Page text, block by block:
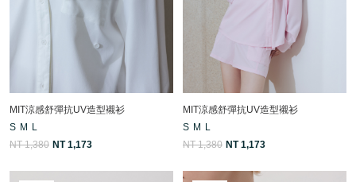
MIT涼感舒彈抗UV造型襯衫
S M L
NT 1,380 NT 1,173
MIT涼感舒彈抗UV造型襯衫
S M L
NT 1,380 NT 1,173